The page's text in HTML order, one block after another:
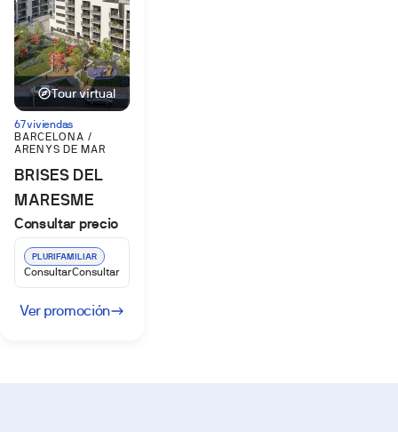
Tour virtual
67 viviendas
BARCELONA /
ARENYS DE MAR
BRISES DEL
MARESME
Consultar precio
PLURIFAMILIAR
ConsultarConsultar
Ver promoción